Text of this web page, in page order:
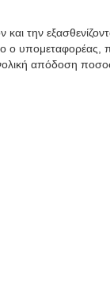
την
ο
απόδοση